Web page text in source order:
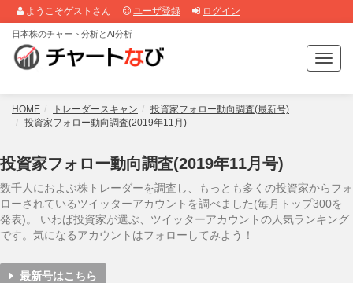
ようこそゲストさん ユーザ登録 ログイン
T
o
g
v
i
g
日本株のチャート分析とAI分析
HOME トレーダースキャン
投資家フォロー動向調査(最新号)
投資家フォロー動向調査(2019年11月)
投資家フォロー動向調査(2019年11月号)
数千人におよぶ株トレーダーを調査し、もっとも多くの投資家からフォ
ローされているツイッターアカウントを調べました(毎月トップ300を
発表)。 いわば投資家が選ぶ、ツイッターアカウントの人気ランキング
です。気になるアカウントはフォローしてみよう！
最新号はこちら